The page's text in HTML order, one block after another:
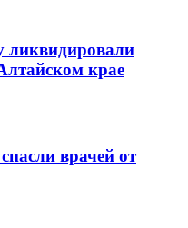
ликвидировали
крае
врачей от